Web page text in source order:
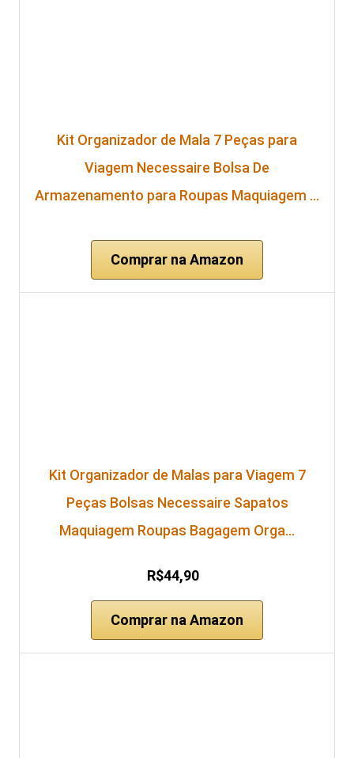
Kit Organizador de Mala 7 Peças para
Viagem Necessaire Bolsa De
Armazenamento para Roupas Maquiagem …
Comprar na Amazon
Kit Organizador de Malas para Viagem 7
Peças Bolsas Necessaire Sapatos
Maquiagem Roupas Bagagem Orga…
R$44,90
Comprar na Amazon